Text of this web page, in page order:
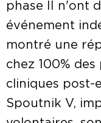
phase II n'ont
événement
montré une
chez 100%
cliniques post-
Spoutnik V,